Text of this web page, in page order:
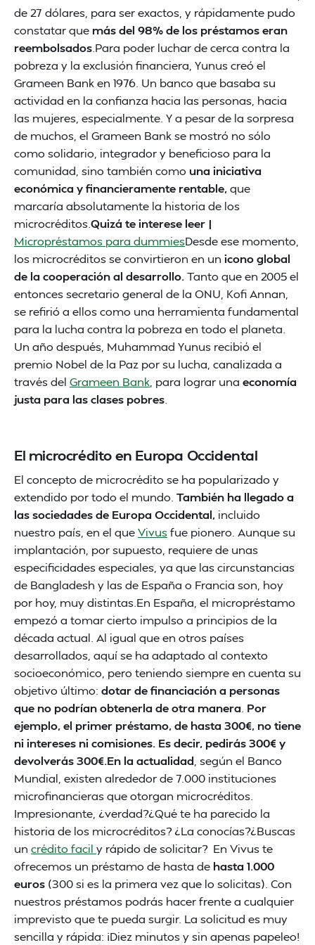
de 27 dólares, para ser exactos, y rápidamente pudo
constatar que más del 98% de los préstamos eran
reembolsados.Para poder luchar de cerca contra la
pobreza y la exclusión financiera, Yunus creó el
Grameen Bank en 1976. Un banco que basaba su
actividad en la confianza hacia las personas, hacia
las mujeres, especialmente. Y a pesar de la sorpresa
de muchos, el Grameen Bank se mostró no sólo
como solidario, integrador y beneficioso para la
comunidad, sino también como una iniciativa
económica y financieramente rentable,que
marcaría absolutamente la historia de los
microcréditos.Quizá te interese leer |
Micropréstamos para dummiesDesde ese momento,
los microcréditos se convirtieron en un icono global
de la cooperación al desarrollo.Tanto que en 2005 el
entonces secretario general de la ONU, Kofi Annan,
se refirió a ellos como una herramienta fundamental
para la lucha contra la pobreza en todo el planeta.
Un año después, Muhammad Yunus recibió el
premio Nobel de la Paz por su lucha, canalizada a
través del Grameen Bank, para lograr una economía
justa para las clases pobres.
El microcrédito en Europa Occidental
El concepto de microcrédito se ha popularizado y
extendido por todo el mundo. También ha llegado a
las sociedades de Europa Occidental, incluido
nuestro país, en el queVivusfue pionero. Aunque su
implantación, por supuesto, requiere de unas
especificidades especiales, ya que las circunstancias
de Bangladesh y las de España o Francia son, hoy
por hoy, muy distintas.En España, el micropréstamo
empezó a tomar cierto impulso a principios de la
década actual. Al igual que en otros países
desarrollados, aquí se ha adaptado al contexto
socioeconómico, pero teniendo siempre en cuenta su
objetivo último: dotar de financiación a personas
que no podrían obtenerla de otra manera. Por
ejemplo, el primer préstamo, de hasta 300€, no tiene
ni intereses ni comisiones. Es decir, pedirás 300€ y
devolverás 300€.En la actualidad, según el Banco
Mundial, existen alrededor de 7.000 instituciones
microfinancieras que otorgan microcréditos.
Impresionante, ¿verdad?¿Qué te ha parecido la
historia de los microcréditos? ¿La conocías?¿Buscas
un crédito facil y rápido de solicitar? En Vivus te
ofrecemos un préstamo de hasta de hasta 1.000
euros (300 si es la primera vez que lo solicitas). Con
nuestros préstamos podrás hacer frente a cualquier
imprevisto que te pueda surgir. La solicitud es muy
sencilla y rápida: ¡Diez minutos y sin apenas papeleo!